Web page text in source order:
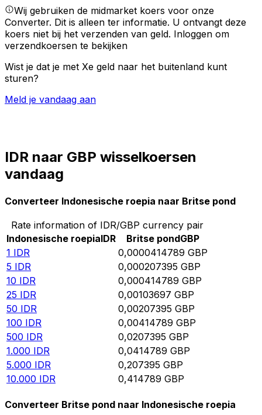
Wij gebruiken de midmarket koers voor onze
Converter. Dit is alleen ter informatie. U ontvangt deze
koers niet bij het verzenden van geld. Inloggen om
verzendkoersen te bekijken
Wist je dat je met Xe geld naar het buitenland kunt
sturen?
Meld je vandaag aan
IDR naar GBP wisselkoersen
vandaag
Converteer Indonesische roepia naar Britse pond
Rate information of IDR/GBP currency pair
Indonesische roepiaIDR Britse pondGBP
1 IDR 0,0000414789 GBP
5 IDR 0,000207395 GBP
10 IDR 0,000414789 GBP
25 IDR 0,00103697 GBP
50 IDR 0,00207395 GBP
100 IDR 0,00414789 GBP
500 IDR 0,0207395 GBP
1.000 IDR 0,0414789 GBP
5.000 IDR 0,207395 GBP
10.000 IDR 0,414789 GBP
Converteer Britse pond naar Indonesische roepia